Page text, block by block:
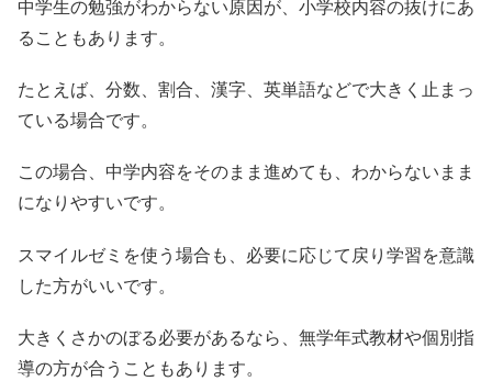
中学生の勉強がわからない原因が、小学校内容の抜けにあ
ることもあります。
たとえば、分数、割合、漢字、英単語などで大きく止まっ
ている場合です。
この場合、中学内容をそのまま進めても、わからないまま
になりやすいです。
スマイルゼミを使う場合も、必要に応じて戻り学習を意識
した方がいいです。
大きくさかのぼる必要があるなら、無学年式教材や個別指
導の方が合うこともあります。